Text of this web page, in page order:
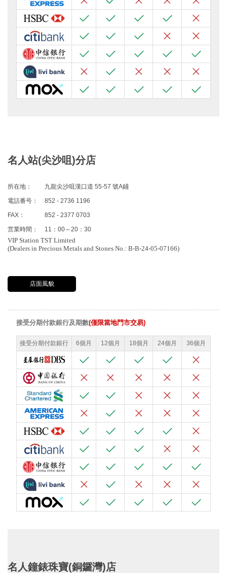
名人站(尖沙咀)分店
所在地：
九龍尖沙咀漢口道 55-57 號A鋪
電話番号：
852 - 2736 1196
FAX：
852 - 2377 0703
営業時間：
11：00～20：30
VIP Station TST Limited
(Dealers in Precious Metals and Stones No.: B-B-24-05-07166)
店面風貌
接受分期付款銀行及期數(僅限當地門市交易)
接受分期付款銀行 6個月 12個月 18個月 24個月 36個月
名人鐘錶珠寶(銅鑼灣)店